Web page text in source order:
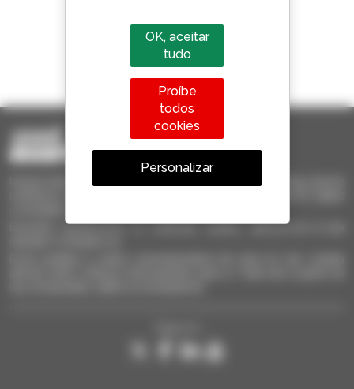
1 em cada 4 telescópicos
vendido no mundo é um manitou
Encontre rapidamente os materiais usados, adicione-os à sua
OK, aceitar
tudo
Proíbe
todos
cookies
Personalizar